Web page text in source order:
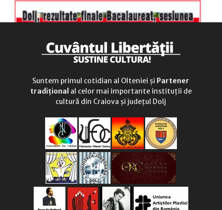
Suntem primul cotidian al Olteniei și Partener
tradițional al celor mai importante instituții de
cultură din Craiova și județul Dolj